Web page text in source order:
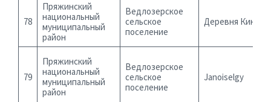
78
Пряжинский
национальный
муниципальный
район
Ведлозерское
сельское
поселение
Деревня
79
Пряжинский
национальный
муниципальный
район
Ведлозерское
сельское
поселение
Janoiselgy